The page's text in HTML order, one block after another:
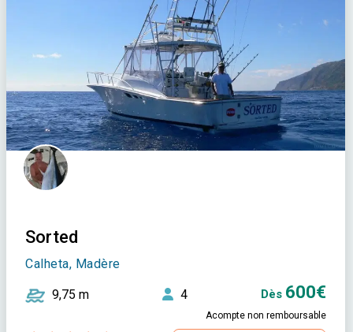
Sorted
Calheta, Madère
9,75 m 4 Dès 600€
Acompte non remboursable